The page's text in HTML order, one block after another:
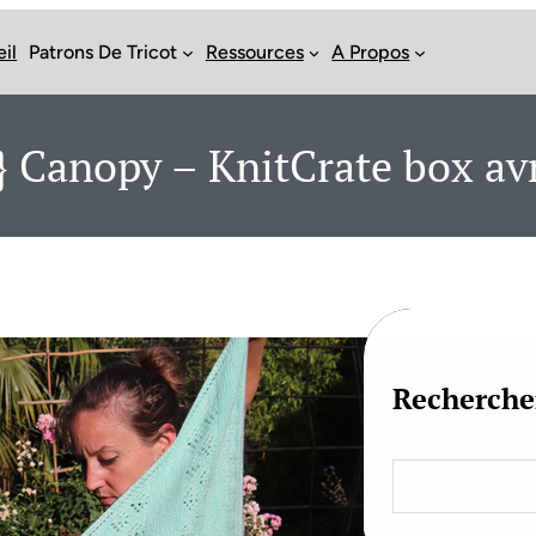
Patrons De Tricot Ressources A Propos
Canopy – KnitCrate box
a